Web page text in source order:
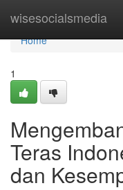
wisesocialsmedia
Home
Home
1
Teras
dan